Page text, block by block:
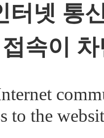
터넷 통
접속이
to the